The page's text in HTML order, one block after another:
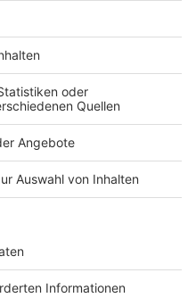
dass es in NRW wie in
über alle Behörden
sagte Laumann.
machten nur
Infektionen aus.
einsetzen. Mit
halben Stunde ermittelt
ist oder nicht.
November die Details
Er rechne damit,
Kosten für die
er in Düsseldorf.